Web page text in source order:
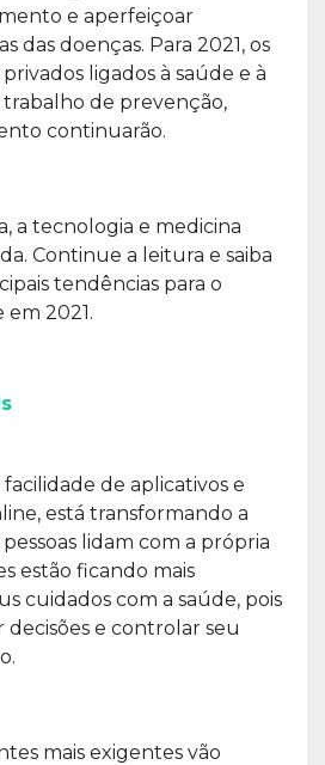
e aperfeiçoar
das doenças. Para 2021, os
ligados à saúde e à
de prevenção,
continuarão.
a tecnologia e medicina
Continue a leitura e saiba
tendências para o
em 2021.
de aplicativos e
está transformando a
lidam com a própria
estão ficando mais
cuidados com a saúde, pois
e controlar seu
mais exigentes vão